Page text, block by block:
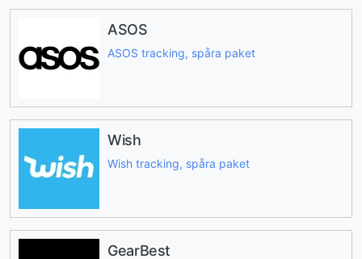
ASOS
ASOS tracking, spåra paket
Wish
Wish tracking, spåra paket
GearBest